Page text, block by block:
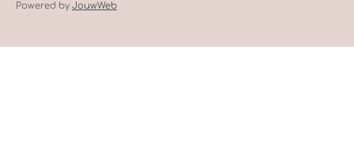
m
Powered by JouwWeb